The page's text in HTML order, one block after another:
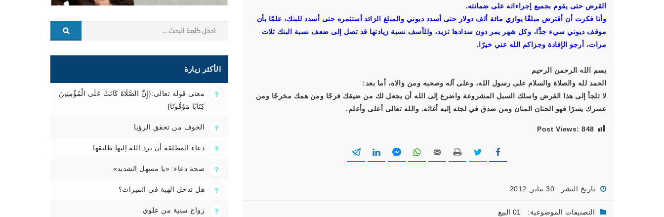
القرض حتى يقوم بجميع إجراءاته على ضمانته.
وأنا فكرت أن أقترض مبلغًا يوازي مائة ألف دولار حتى أسدد ديوني والمبلغ الزائد أستثمره حتى أسدد للبنك، علمًا بأن
موقف ديوني سيء جدًّا، وكل شهر يمر دون سدادها تزيد، وللأسف نسبة زيادتها قد تصل إلى ضعف نسبة البنك ثلاث
مرات، أرجو الإفادة وجزاكم الله عني خيرًا.
بسم الله الرحمن الرحيم
الحمد لله والصلاة والسلام على رسول الله، وعلى آله وصحبه ومن والاه، أما بعد:
لا تلجأ إلى هذا القرض واسلك السبل المشروعة واضرع إلى الله أن يجعل لك من ضيقك فرجًا ومن همك مخرجًا ومن
عسرك يسرًا فهو الحنان المنان ومن صدق في لجئه إليه أغاثه. والله تعالى أعلى وأعلم.
Post Views: 848
تاريخ النشر : 30 يناير, 2012
التصنيفات الموضوعية: 01 البيع
الأكثر زيارة
معنى قوله تعالى:{إِنَّ الصَّلَاةَ كَانَتْ عَلَى الْمُؤْمِنِينَ
كِتَابًا مَوْقُوتًا}
الخوف من تحقق الرؤيا
دعاء المطلقة أن يرد الله إليها طليقها
صحة دعاء: «يا مسهل الشديد»
هل تدخل الهبة في الميراث؟
زواج سنية من علوي